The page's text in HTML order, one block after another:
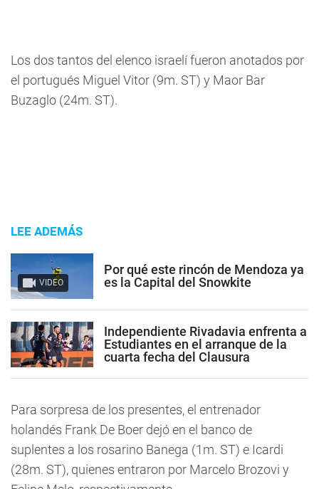
Los dos tantos del elenco israelí fueron anotados por
el portugués Miguel Vitor (9m. ST) y Maor Bar
Buzaglo (24m. ST).
LEE ADEMÁS
VIDEO
Por qué este rincón de Mendoza ya
es la Capital del Snowkite
Independiente Rivadavia enfrenta a
Estudiantes en el arranque de la
cuarta fecha del Clausura
Para sorpresa de los presentes, el entrenador
holandés Frank De Boer dejó en el banco de
suplentes a los rosarino Banega (1m. ST) e Icardi
(28m. ST), quienes entraron por Marcelo Brozovi y